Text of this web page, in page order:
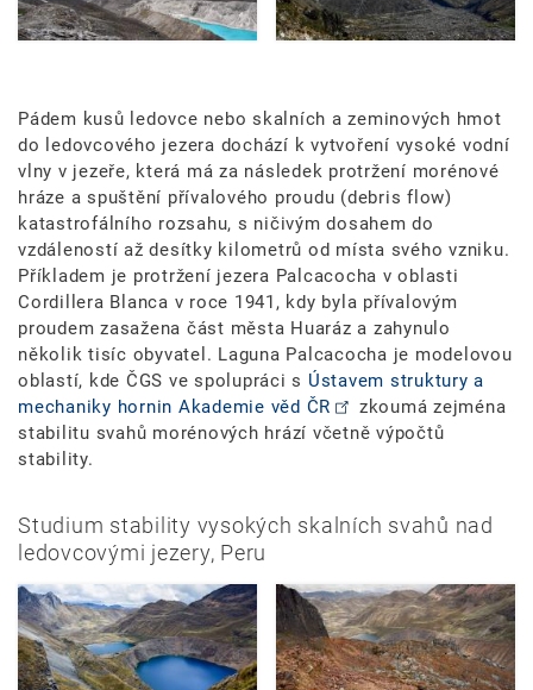
Pádem kusů ledovce nebo skalních a zeminových hmot
do ledovcového jezera dochází k vytvoření vysoké vodní
vlny v jezeře, která má za následek protržení morénové
hráze a spuštění přívalového proudu (debris flow)
katastrofálního rozsahu, s ničivým dosahem do
vzdáleností až desítky kilometrů od místa svého vzniku.
Příkladem je protržení jezera Palcacocha v oblasti
Cordillera Blanca v roce 1941, kdy byla přívalovým
proudem zasažena část města Huaráz a zahynulo
několik tisíc obyvatel. Laguna Palcacocha je modelovou
oblastí, kde ČGS ve spolupráci s Ústavem struktury a
mechaniky hornin Akademie věd ČR
zkoumá zejména
stabilitu svahů morénových hrází včetně výpočtů
stability.
Studium stability vysokých skalních svahů nad
ledovcovými jezery, Peru